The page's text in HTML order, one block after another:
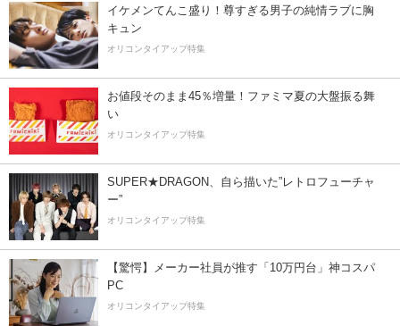
イケメンてんこ盛り！尊すぎる男子の純情ラブに胸
キュン
オリコンタイアップ特集
お値段そのまま45％増量！ファミマ夏の大盤振る舞
い
オリコンタイアップ特集
SUPER★DRAGON、自ら描いた”レトロフューチャ
ー”
オリコンタイアップ特集
【驚愕】メーカー社員が推す「10万円台」神コスパ
PC
オリコンタイアップ特集